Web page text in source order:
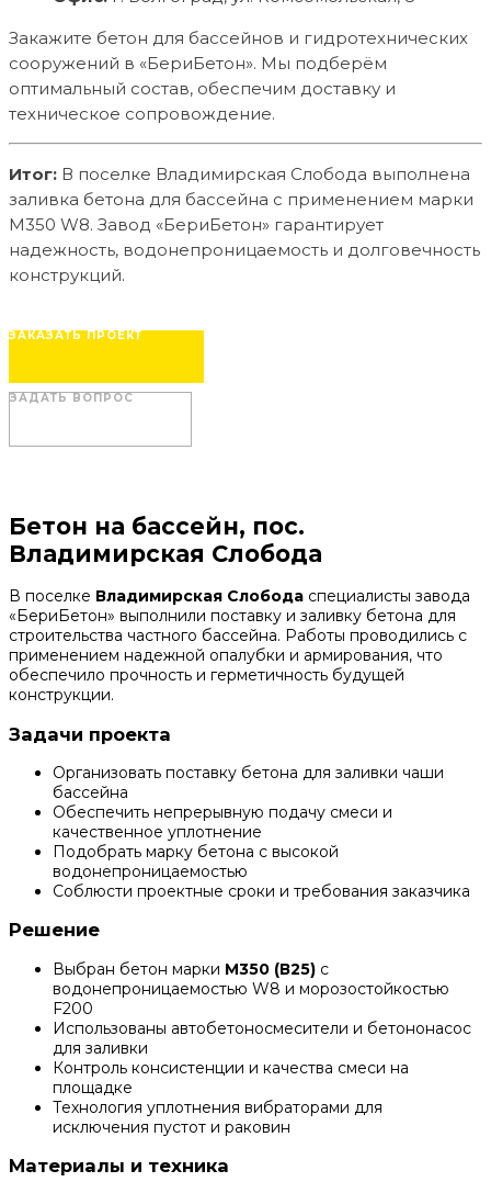
Закажите бетон для бассейнов и гидротехнических
сооружений в «БериБетон». Мы подберём
оптимальный состав, обеспечим доставку и
техническое сопровождение.
Итог: В поселке Владимирская Слобода выполнена
заливка бетона для бассейна с применением марки
М350 W8. Завод «БериБетон» гарантирует
надежность, водонепроницаемость и долговечность
конструкций.
ЗАКАЗАТЬ ПРОЕКТ
ЗАДАТЬ ВОПРОС
Бетон на бассейн, пос.
Владимирская Слобода
В поселке Владимирская Слобода специалисты завода
«БериБетон» выполнили поставку и заливку бетона для
строительства частного бассейна. Работы проводились с
применением надежной опалубки и армирования, что
обеспечило прочность и герметичность будущей
конструкции.
Задачи проекта
Организовать поставку бетона для заливки чаши
бассейна
Обеспечить непрерывную подачу смеси и
качественное уплотнение
Подобрать марку бетона с высокой
водонепроницаемостью
Соблюсти проектные сроки и требования заказчика
Решение
Выбран бетон марки М350 (В25) с
водонепроницаемостью W8 и морозостойкостью
F200
Использованы автобетоносмесители и бетононасос
для заливки
Контроль консистенции и качества смеси на
площадке
Технология уплотнения вибраторами для
исключения пустот и раковин
Материалы и техника